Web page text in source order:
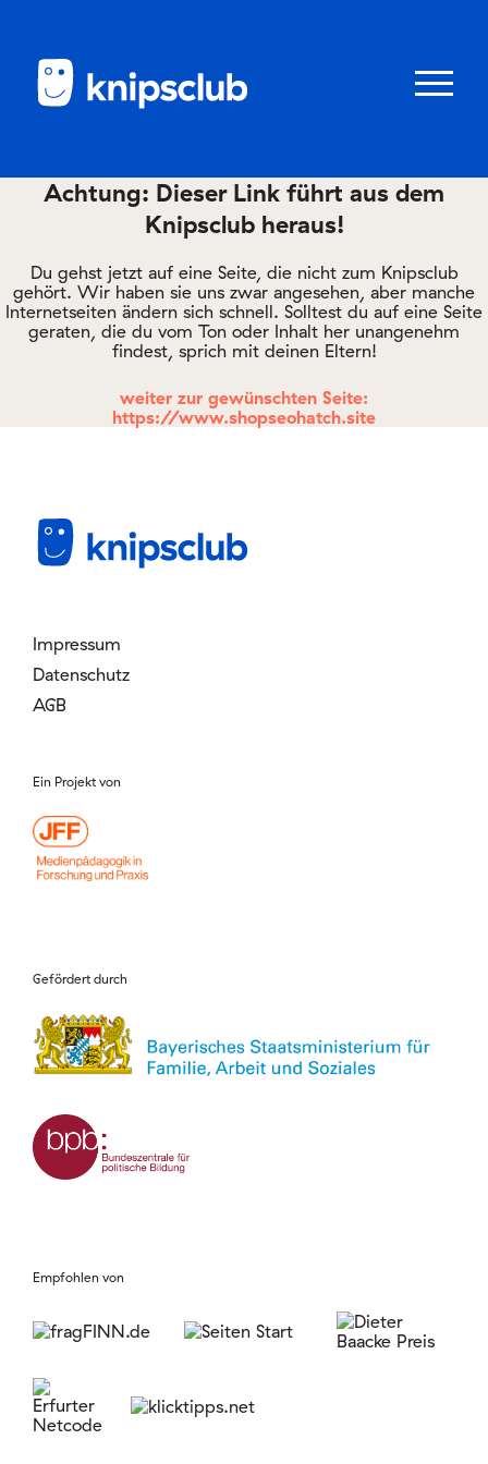
Menü
knipstipps
Eltern
Mitglied werden
Login
Achtung: Dieser Link führt aus dem
Knipsclub heraus!
Du gehst jetzt auf eine Seite, die nicht zum Knipsclub
gehört. Wir haben sie uns zwar angesehen, aber manche
Internetseiten ändern sich schnell. Solltest du auf eine Seite
geraten, die du vom Ton oder Inhalt her unangenehm
findest, sprich mit deinen Eltern!
weiter zur gewünschten Seite:
https://www.shopseohatch.site
Impressum
Datenschutz
AGB
Ein Projekt von
Gefördert durch
Empfohlen von